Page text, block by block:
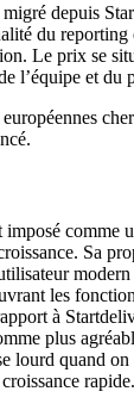
depuis
du
Le prix se
l’équipe et du
comme
Sa
les
à
plus
lourd quand on
rapide.